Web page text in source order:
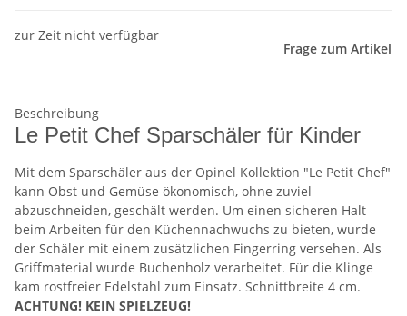
zur Zeit nicht verfügbar
Frage zum Artikel
Beschreibung
Le Petit Chef Sparschäler für Kinder
Mit dem Sparschäler aus der Opinel Kollektion "Le Petit Chef"
kann Obst und Gemüse ökonomisch, ohne zuviel
abzuschneiden, geschält werden. Um einen sicheren Halt
beim Arbeiten für den Küchennachwuchs zu bieten, wurde
der Schäler mit einem zusätzlichen Fingerring versehen. Als
Griffmaterial wurde Buchenholz verarbeitet. Für die Klinge
kam rostfreier Edelstahl zum Einsatz. Schnittbreite 4 cm.
ACHTUNG! KEIN SPIELZEUG!